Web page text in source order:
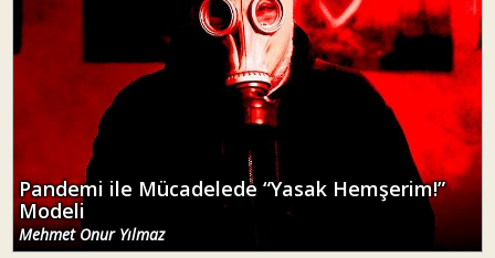
Pandemi ile Mücadelede “Yasak Hemşerim!”
Modeli
Mehmet Onur Yılmaz